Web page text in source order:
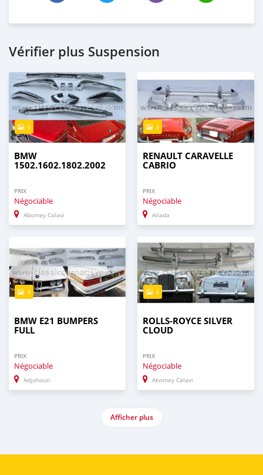
Vérifier plus Suspension
5
BMW
1502.1602.1802.2002
PRIX
Négociable
Abomey Calavi
3
RENAULT CARAVELLE
CABRIO
PRIX
Négociable
Allada
3
BMW E21 BUMPERS
FULL
PRIX
Négociable
Adjohoun
4
ROLLS-ROYCE SILVER
CLOUD
PRIX
Négociable
Abomey Calavi
Afficher plus